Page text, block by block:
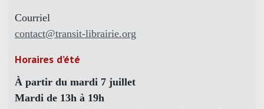
Courriel
contact@transit-librairie.org
Horaires d’été
À partir du mardi 7 juillet
Mardi de 13h à 19h